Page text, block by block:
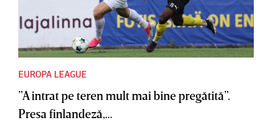
EUROPA LEAGUE
”A intrat pe teren mult mai bine pregătită”.
Presa finlandeză,...